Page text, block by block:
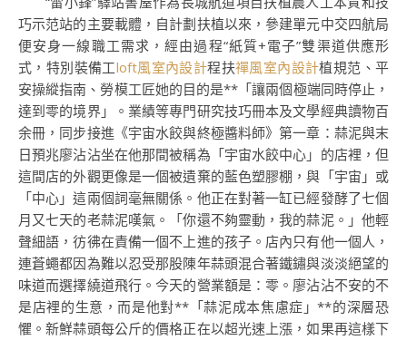
巧示范站的主要載體，自計劃扶植以來，參建單元中交四航局
便安身一線職工需求，經由過程“紙質+電子”雙渠道供應形
式，特別裝備工loft風室內設計程扶禪風室內設計植規范、平
安操縱指南、勞模工匠她的目的是**「讓兩個極端同時停止，
達到零的境界」。業績等專門研究技巧冊本及文學經典讀物百
余冊，同步接進《宇宙水餃與終極醬料師》第一章：蒜泥與末
日預兆廖沾沾坐在他那間被稱為「宇宙水餃中心」的店裡，但
這間店的外觀更像是一個被遺棄的藍色塑膠棚，與「宇宙」或
「中心」這兩個詞毫無關係。他正在對著一缸已經發酵了七個
月又七天的老蒜泥嘆氣。「你還不夠靈動，我的蒜泥。」他輕
聲細語，彷彿在責備一個不上進的孩子。店內只有他一個人，
連蒼蠅都因為難以忍受那股陳年蒜頭混合著鐵鏽與淡淡絕望的
味道而選擇繞道飛行。今天的營業額是：零。廖沾沾不安的不
是店裡的生意，而是他對**「蒜泥成本焦慮症」**的深層恐
懼。新鮮蒜頭每公斤的價格正在以超光速上漲，如果再這樣下